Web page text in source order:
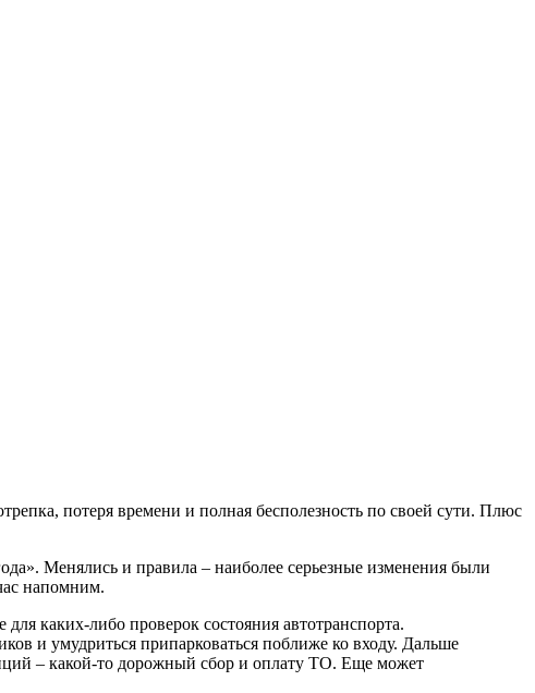
потеря времени и полная бесполезность по своей сути. Плюс
Менялись и правила – наиболее серьезные изменения были
напомним.
каких-либо проверок состояния автотранспорта.
и умудриться припарковаться поближе ко входу. Дальше
– какой-то дорожный сбор и оплату ТО. Еще может